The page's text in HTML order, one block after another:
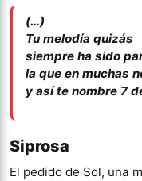
(…)
Tu melodía quizás
siempre ha sido
la que en muchas
y así te nombre 7
Siprosa
El pedido de Sol, una